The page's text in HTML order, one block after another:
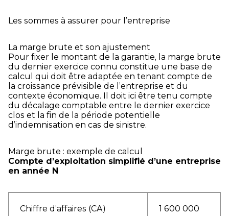
Les sommes à assurer pour l’entreprise
La marge brute et son ajustement
Pour fixer le montant de la garantie, la marge brute
du dernier exercice connu constitue une base de
calcul qui doit être adaptée en tenant compte de
la croissance prévisible de l’entreprise et du
contexte économique. Il doit ici être tenu compte
du décalage comptable entre le dernier exercice
clos et la fin de la période potentielle
d’indemnisation en cas de sinistre.
Marge brute : exemple de calcul
Compte d’exploitation simplifié d’une entreprise
en année N
Chiffre d’affaires (CA)
1 600 000